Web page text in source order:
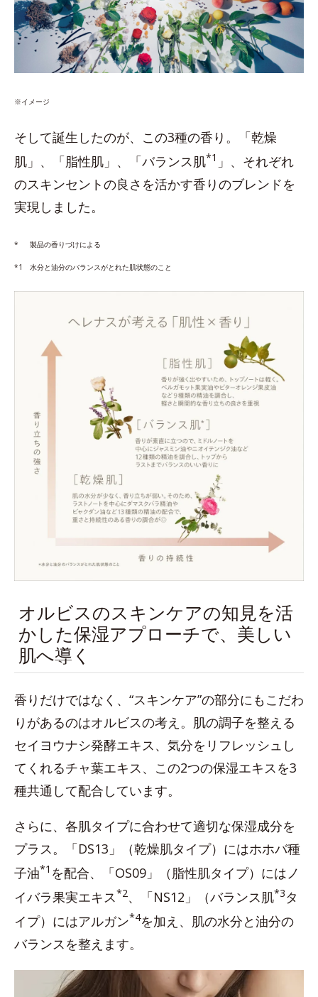
※イメージ
そして誕生したのが、この3種の香り。「乾燥
肌」、「脂性肌」、「バランス肌*1 」、それぞれ
のスキンセントの良さを活かす香りのブレンドを
実現しました。
* 製品の香りづけによる
*1 水分と油分のバランスがとれた肌状態のこと
オルビスのスキンケアの知見を活
かした保湿アプローチで、美しい
肌へ導く
香りだけではなく、“スキンケア”の部分にもこだわ
りがあるのはオルビスの考え。肌の調子を整える
セイヨウナシ発酵エキス、気分をリフレッシュし
てくれるチャ葉エキス、この2つの保湿エキスを3
種共通して配合しています。
さらに、各肌タイプに合わせて適切な保湿成分を
プラス。「DS13」（乾燥肌タイプ）にはホホバ種
子油*1 を配合、「OS09」（脂性肌タイプ）にはノ
イバラ果実エキス*2、「NS12」（バランス肌*3タ
イプ）にはアルガン*4を加え、肌の水分と油分の
バランスを整えます。